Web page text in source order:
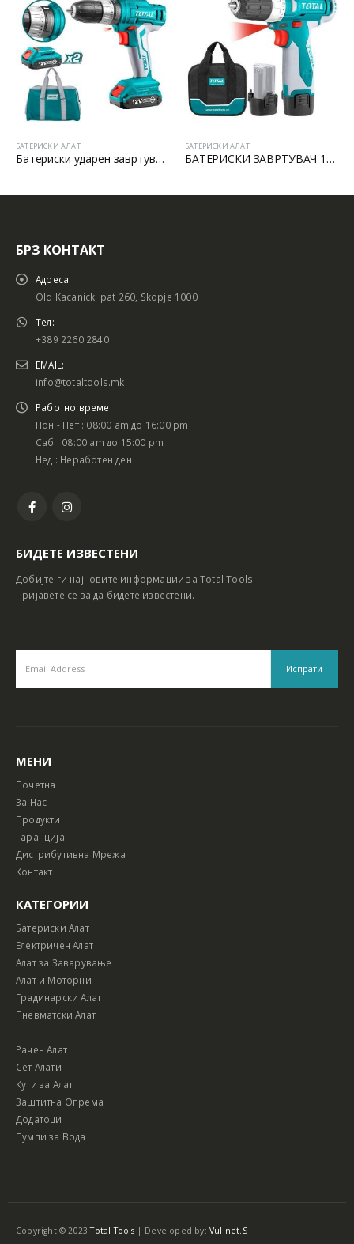
БАТЕРИСКИ АЛАТ
Батериски ударен завртувач 12V
БАТЕРИСКИ АЛАТ
БАТЕРИСКИ ЗАВРТУВАЧ 12V LI-ION
БРЗ КОНТАКТ
Адреса:
Old Kacanicki pat 260, Skopje 1000
Тел:
+389 2260 2840
EMAIL:
info@totaltools.mk
Работно време:
Пон - Пет : 08:00 am до 16:00 pm
Саб : 08:00 am до 15:00 pm
Нед : Неработен ден
БИДЕТЕ ИЗВЕСТЕНИ
Добијте ги најновите информации за Total Tools.
Пријавете се за да бидете известени.
МЕНИ
Почетна
За Нас
Продукти
Гаранција
Дистрибутивна Мрежа
Контакт
КАТЕГОРИИ
Батериски Алат
Електричен Алат
Алат за Заварување
Алат и Моторни
Градинарски Алат
Пневматски Алат
Рачен Алат
Сет Алати
Кути за Алат
Заштитна Опрема
Додатоци
Пумпи за Вода
Copyright © 2023Total Tools | Developed by:Vullnet.S